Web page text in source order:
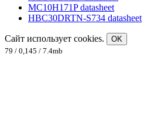
MC10H171P datasheet
HBC30DRTN-S734 datasheet
Сайт использует cookies.
OK
79 / 0,145 / 7.4mb